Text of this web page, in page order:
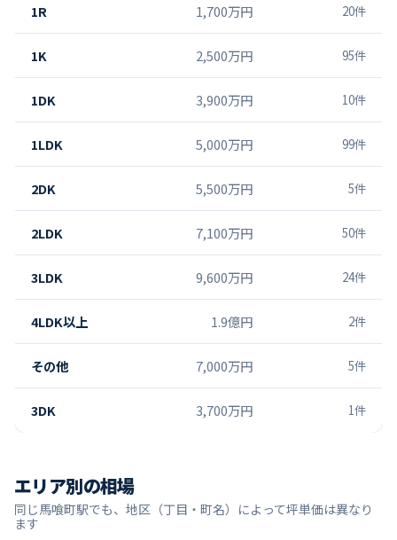
1R 1,700万円 20件
1K 2,500万円 95件
1DK 3,900万円 10件
1LDK 5,000万円 99件
2DK 5,500万円 5件
2LDK 7,100万円 50件
3LDK 9,600万円 24件
4LDK以上 1.9億円 2件
その他 7,000万円 5件
3DK 3,700万円 1件
エリア別の相場
同じ馬喰町駅でも、地区（丁目・町名）によって坪単価は異なり
ます